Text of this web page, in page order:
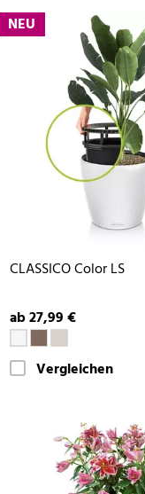
NEU
CLASSICO Color LS
ab 27,99 €
Vergleichen